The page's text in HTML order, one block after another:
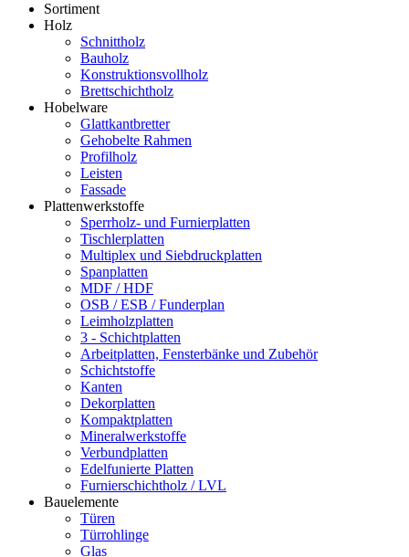
Sortiment
Holz
Schnittholz
Bauholz
Konstruktionsvollholz
Brettschichtholz
Hobelware
Glattkantbretter
Gehobelte Rahmen
Profilholz
Leisten
Fassade
Plattenwerkstoffe
Sperrholz- und Furnierplatten
Tischlerplatten
Multiplex und Siebdruckplatten
Spanplatten
MDF / HDF
OSB / ESB / Funderplan
Leimholzplatten
3 - Schichtplatten
Arbeitplatten, Fensterbänke und Zubehör
Schichtstoffe
Kanten
Dekorplatten
Kompaktplatten
Mineralwerkstoffe
Verbundplatten
Edelfunierte Platten
Furnierschichtholz / LVL
Bauelemente
Türen
Türrohlinge
Glas